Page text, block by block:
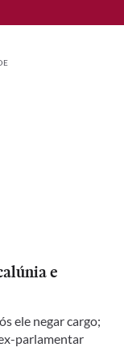
e
ele negar cargo;
parlamentar